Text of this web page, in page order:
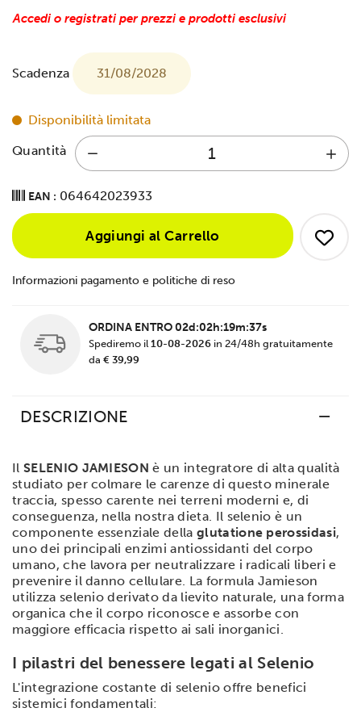
Accedi o registrati per prezzi e prodotti esclusivi
Scadenza 31/08/2028
Disponibilità limitata
Quantità
EAN : 064642023933
Aggiungi al Carrello
Informazioni pagamento e politiche di reso
ORDINA ENTRO02d:02h:19m:37s
Spediremo il 10-08-2026 in 24/48h gratuitamente
da € 39,99
DESCRIZIONE
Il SELENIO JAMIESON è un integratore di alta qualità
studiato per colmare le carenze di questo minerale
traccia, spesso carente nei terreni moderni e, di
conseguenza, nella nostra dieta. Il selenio è un
componente essenziale della glutatione perossidasi,
uno dei principali enzimi antiossidanti del corpo
umano, che lavora per neutralizzare i radicali liberi e
prevenire il danno cellulare. La formula Jamieson
utilizza selenio derivato da lievito naturale, una forma
organica che il corpo riconosce e assorbe con
maggiore efficacia rispetto ai sali inorganici.
I pilastri del benessere legati al Selenio
L'integrazione costante di selenio offre benefici
sistemici fondamentali: